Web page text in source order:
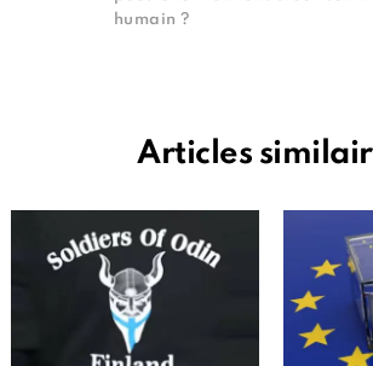
humain ?
Articles